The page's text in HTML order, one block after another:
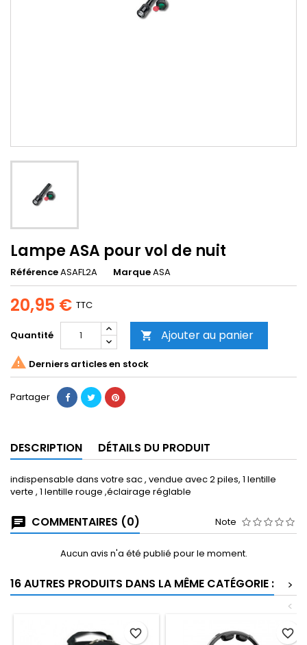
Lampe ASA pour vol de nuit
RéférenceASAFL2A MarqueASA
20,95 € TTC
Quantité  Ajouter au panier
 Derniers articles en stock
Partager
DESCRIPTION DÉTAILS DU PRODUIT
indispensable dans votre sac , vendue avec 2 piles, 1 lentille
verte , 1 lentille rouge ,éclairage réglable
COMMENTAIRES (0) Note
Aucun avis n'a été publié pour le moment.
16 AUTRES PRODUITS DANS LA MÊME CATÉGORIE :
>
<
favorite_border favorite_border